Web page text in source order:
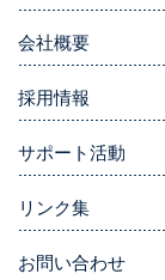
会社概要
採用情報
サポート活動
リンク集
お問い合わせ